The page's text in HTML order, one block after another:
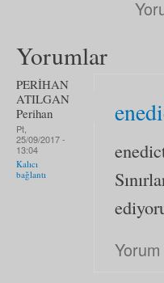
Yorumlar
PERİHAN
ATILGAN
Perihan
Pt,
25/09/2017 -
13:04
Kalıcı
bağlantı